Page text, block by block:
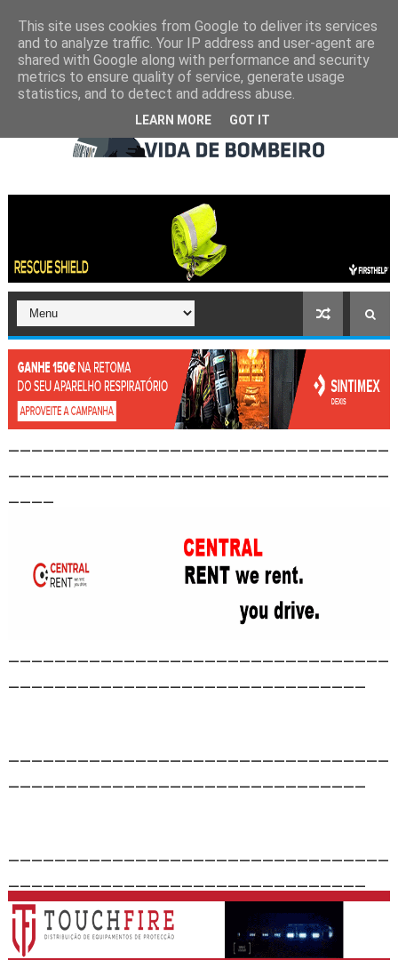
This site uses cookies from Google to deliver its services
and to analyze traffic. Your IP address and user-agent are
shared with Google along with performance and security
metrics to ensure quality of service, generate usage
statistics, and to detect and address abuse.
LEARN MORE GOT IT